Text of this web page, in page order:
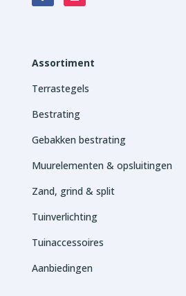
Assortiment
Terrastegels
Bestrating
Gebakken bestrating
Muurelementen & opsluitingen
Zand, grind & split
Tuinverlichting
Tuinaccessoires
Aanbiedingen